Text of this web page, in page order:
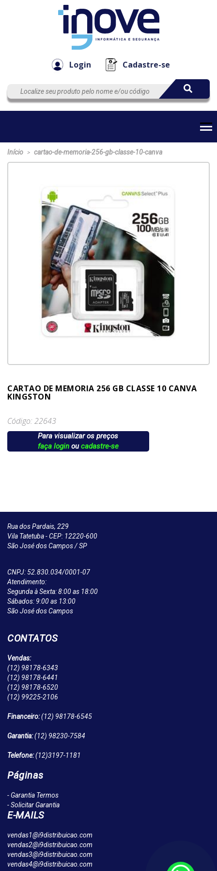
Login Cadastre-se
EmpresaAutomação
Início > cartao-de-memoria-256-gb-classe-10-canva
CARTAO DE MEMORIA 256 GB CLASSE 10 CANVA
KINGSTON
Código: 22643
Para visualizar os preços
faça loginoucadastre-se
Rua dos Pardais, 229
Vila Tatetuba - CEP: 12220-600
São José dos Campos / SP
CNPJ: 52.830.034/0001-07
Atendimento:
Segunda à Sexta: 8:00 as 18:00
Sábados: 9:00 as 13:00
São José dos Campos
CONTATOS
Vendas:
(12) 98178-6343
(12) 98178-6441
(12) 98178-6520
(12) 99225-2106
Financeiro:(12) 98178-6545
Garantia:(12) 98230-7584
Telefone:(12)3197-1181
Páginas
- Garantia Termos
- Solicitar Garantia
E-MAILS
vendas1@i9distribuicao.com
vendas2@i9distribuicao.com
vendas3@i9distribuicao.com
vendas4@i9distribuicao.com